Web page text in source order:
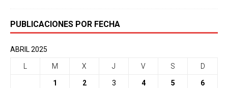
PUBLICACIONES POR FECHA
ABRIL 2025
M X J V S D
1 2 3 4 5 6